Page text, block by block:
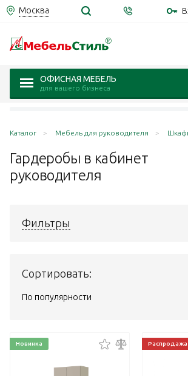
Москва
ОФИСНАЯ МЕБЕЛЬ
для вашего бизнеса
Каталог Мебель для руководителя
Гардеробы в кабинет
руководителя
Фильтры
Сортировать:
По популярности
Новинка Распродажа